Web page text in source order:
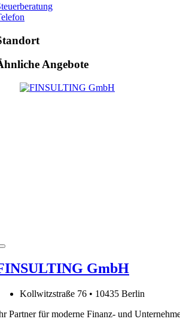
Angebote
GmbH
Kollwitzstraße 76 • 10435 Berlin
Partner für moderne Finanz- und